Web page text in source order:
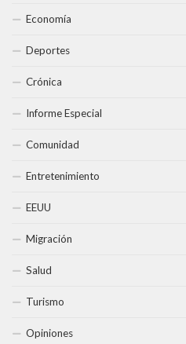
Economía
Deportes
Crónica
Informe Especial
Comunidad
Entretenimiento
EEUU
Migración
Salud
Turismo
Opiniones